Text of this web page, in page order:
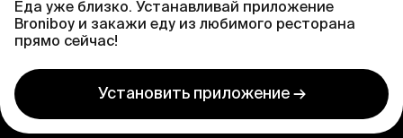
Еда уже близко. Устанавливай приложение
Broniboy и закажи еду из любимого ресторана
прямо сейчас!
Установить приложение →